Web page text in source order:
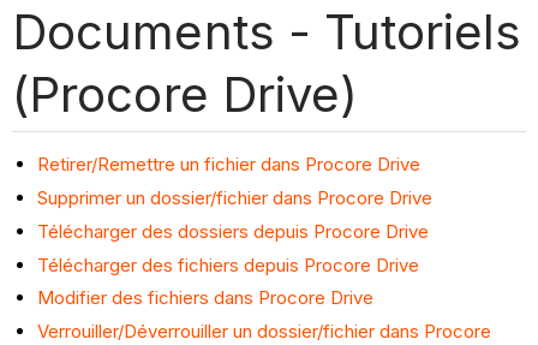
Documents - Tutoriels
(Procore Drive)
Retirer/Remettre un fichier dans Procore Drive
Supprimer un dossier/fichier dans Procore Drive
Télécharger des dossiers depuis Procore Drive
Télécharger des fichiers depuis Procore Drive
Modifier des fichiers dans Procore Drive
Verrouiller/Déverrouiller un dossier/fichier dans Procore